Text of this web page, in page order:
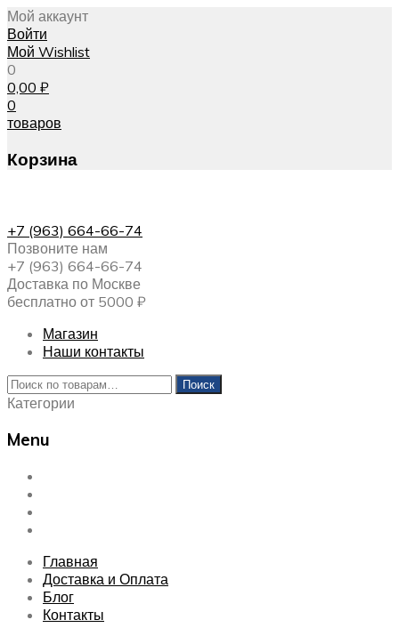
Мой аккаунт
Войти
Мой Wishlist
0
0,00 ₽
0
товаров
Корзина
+7 (963) 664-66-74
Позвоните нам
+7 (963) 664-66-74
Доставка по Москве
бесплатно от 5000 ₽
Магазин
Наши контакты
Искать:
Поиск
Категории
Menu
Skip
content
Главная
Доставка и Оплата
Блог
Контакты